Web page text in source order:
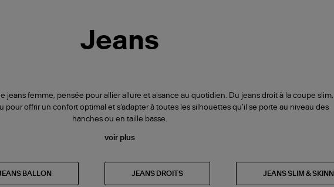
Jeans
jeans femme, pensée pour allier allure et aisance au quotidien. Du jeans droit à la coupe slim,
offrir un confort optimal et s’adapter à toutes les silhouettes qu’il se porte au niveau des
hanches ou en taille basse.
voir plus
BALLON JEANS DROITS JEANS SLIM &